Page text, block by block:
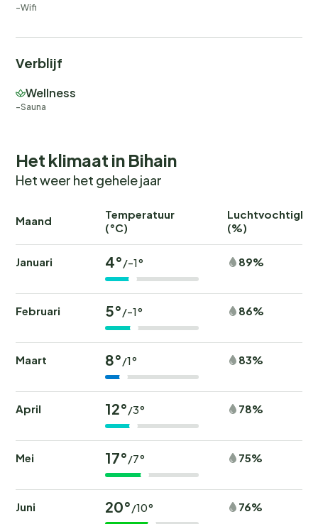
Wifi
Verblijf
Wellness
Sauna
Het klimaat in Bihain
Het weer het gehele jaar
Maand
Temperatuur
(°C)
(%)
Januari 4° /-1° 89%
Februari 5° /-1° 86%
Maart 8° /1° 83%
April 12° /3° 78%
Mei 17° /7° 75%
Juni 20° /10° 76%